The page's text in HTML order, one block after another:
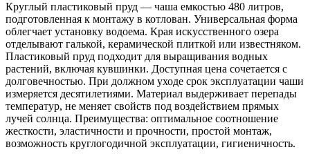
Круглый пластиковый пруд — чаша емкостью 480 литров,
подготовленная к монтажу в котлован. Универсальная форма
облегчает установку водоема. Края искусственного озера
отделывают галькой, керамической плиткой или известняком.
Пластиковый пруд подходит для выращивания водных
растений, включая кувшинки. Доступная цена сочетается с
долговечностью. При должном уходе срок эксплуатации чаши
измеряется десятилетиями. Материал выдерживает перепады
температур, не меняет свойств под воздействием прямых
лучей солнца. Преимущества: оптимальное соотношение
жесткости, эластичности и прочности, простой монтаж,
возможность круглогодичной эксплуатации, гигиеничность.